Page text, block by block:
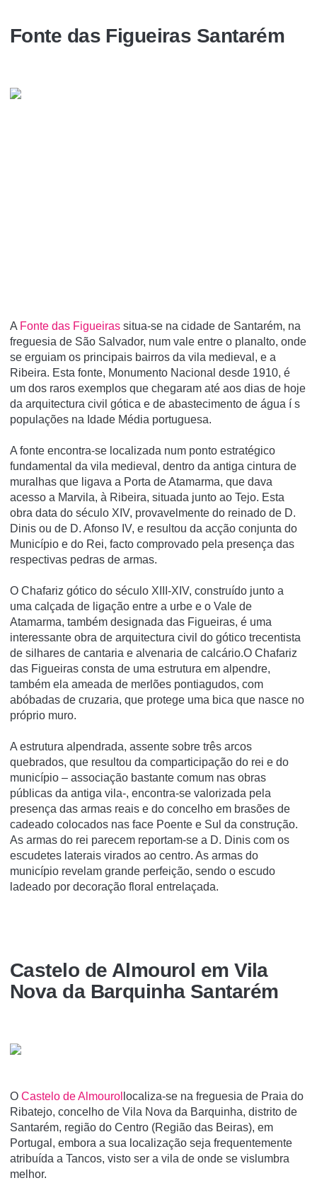
Fonte das Figueiras Santarém
A Fonte das Figueiras situa-se na cidade de Santarém, na
freguesia de São Salvador, num vale entre o planalto, onde
se erguiam os principais bairros da vila medieval, e a
Ribeira. Esta fonte, Monumento Nacional desde 1910, é
um dos raros exemplos que chegaram até aos dias de hoje
da arquitectura civil gótica e de abastecimento de água í s
populações na Idade Média portuguesa.
A fonte encontra-se localizada num ponto estratégico
fundamental da vila medieval, dentro da antiga cintura de
muralhas que ligava a Porta de Atamarma, que dava
acesso a Marvila, à Ribeira, situada junto ao Tejo. Esta
obra data do século XIV, provavelmente do reinado de D.
Dinis ou de D. Afonso IV, e resultou da acção conjunta do
Municí­pio e do Rei, facto comprovado pela presença das
respectivas pedras de armas.
O Chafariz gótico do século XIII-XIV, construído junto a
uma calçada de ligação entre a urbe e o Vale de
Atamarma, também designada das Figueiras, é uma
interessante obra de arquitectura civil do gótico trecentista
de silhares de cantaria e alvenaria de calcário.O Chafariz
das Figueiras consta de uma estrutura em alpendre,
também ela ameada de merlões pontiagudos, com
abóbadas de cruzaria, que protege uma bica que nasce no
próprio muro.
A estrutura alpendrada, assente sobre três arcos
quebrados, que resultou da comparticipação do rei e do
município – associação bastante comum nas obras
públicas da antiga vila-, encontra-se valorizada pela
presença das armas reais e do concelho em brasões de
cadeado colocados nas face Poente e Sul da construção.
As armas do rei parecem reportam-se a D. Dinis com os
escudetes laterais virados ao centro. As armas do
município revelam grande perfeição, sendo o escudo
ladeado por decoração floral entrelaçada.
Castelo de Almourol em Vila
Nova da Barquinha Santarém
O Castelo de Almourol localiza-se na freguesia de Praia do
Ribatejo, concelho de Vila Nova da Barquinha, distrito de
Santarém, região do Centro (Região das Beiras), em
Portugal, embora a sua localização seja frequentemente
atribuí­da a Tancos, visto ser a vila de onde se vislumbra
melhor.